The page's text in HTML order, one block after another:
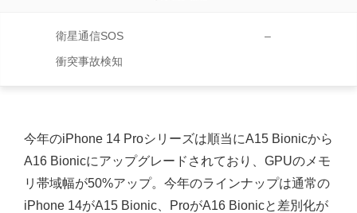
衛星通信SOS
衝突事故検知
–
今年のiPhone 14 Proシリーズは順当にA15 Bionicから
A16 Bionicにアップグレードされており、GPUのメモ
リ帯域幅が50%アップ。今年のラインナップは通常の
iPhone 14がA15 Bionic、ProがA16 Bionicと差別化が